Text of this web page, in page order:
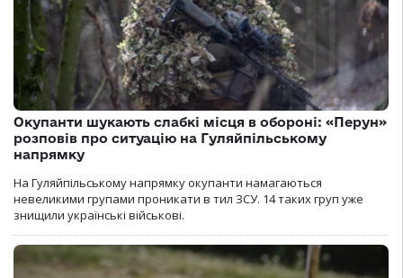
Окупанти шукають слабкі місця в обороні: «Перун»
розповів про ситуацію на Гуляйпільському
напрямку
На Гуляйпільському напрямку окупанти намагаються
невеликими групами проникати в тил ЗСУ. 14 таких груп уже
знищили українські військові.